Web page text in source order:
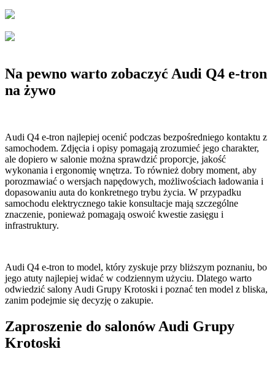
Na pewno warto zobaczyć Audi Q4 e-tron
na żywo
Audi Q4 e-tron najlepiej ocenić podczas bezpośredniego kontaktu z
samochodem. Zdjęcia i opisy pomagają zrozumieć jego charakter,
ale dopiero w salonie można sprawdzić proporcje, jakość
wykonania i ergonomię wnętrza. To również dobry moment, aby
porozmawiać o wersjach napędowych, możliwościach ładowania i
dopasowaniu auta do konkretnego trybu życia. W przypadku
samochodu elektrycznego takie konsultacje mają szczególne
znaczenie, ponieważ pomagają oswoić kwestie zasięgu i
infrastruktury.
Audi Q4 e-tron to model, który zyskuje przy bliższym poznaniu, bo
jego atuty najlepiej widać w codziennym użyciu. Dlatego warto
odwiedzić salony Audi Grupy Krotoski i poznać ten model z bliska,
zanim podejmie się decyzję o zakupie.
Zaproszenie do salonów Audi Grupy
Krotoski